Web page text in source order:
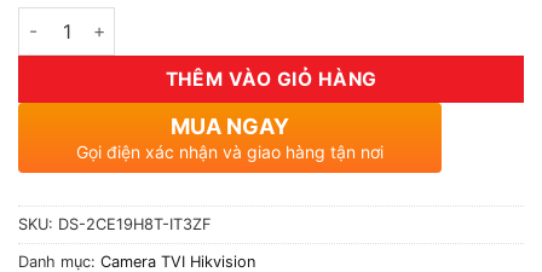
Số lượng
THÊM VÀO GIỎ HÀNG
MUA NGAY
Gọi điện xác nhận và giao hàng tận nơi
SKU: DS-2CE19H8T-IT3ZF
Danh mục: Camera TVI Hikvision